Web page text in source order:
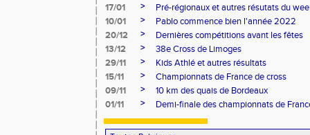
17/01
>
Pré-régionaux et autres résutats du
10/01
>
Pablo commence bien l'année 2022
20/12
>
Dernières compétitions avant les fêtes
13/12
>
38e Cross de Limoges
29/11
>
Kids Athlé et autres résultats
15/11
>
Championnats de France de cross
09/11
>
10 km des quais de Bordeaux
01/11
> Demi-finale des championnats de